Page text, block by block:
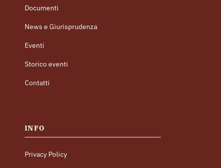
Documenti
News e Giurisprudenza
Eventi
Storico eventi
Contatti
INFO
Privacy Policy